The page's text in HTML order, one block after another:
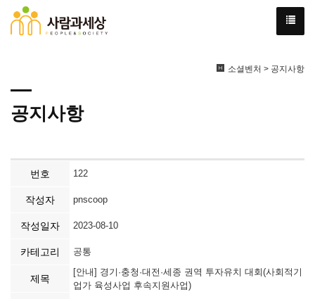
소셜벤처 > 공지사항
공지사항
번호 122
작성자 pnscoop
작성일자 2023-08-10
카테고리 공통
제목
[안내] 경기·충청·대전·세종 권역 투자유치 대회(사회적기
업가 육성사업 후속지원사업)